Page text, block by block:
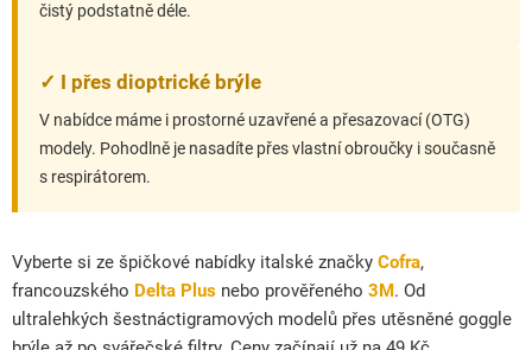
čistý podstatně déle.
✓ I přes dioptrické brýle
V nabídce máme i prostorné uzavřené a přesazovací (OTG)
modely. Pohodlně je nasadíte přes vlastní obroučky i současně
s respirátorem.
Vyberte si ze špičkové nabídky italské značky Cofra,
francouzského Delta Plus nebo prověřeného 3M. Od
ultralehkých šestnáctigramových modelů přes utěsněné goggle